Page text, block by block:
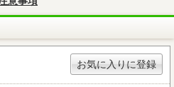
お気に入りに登録